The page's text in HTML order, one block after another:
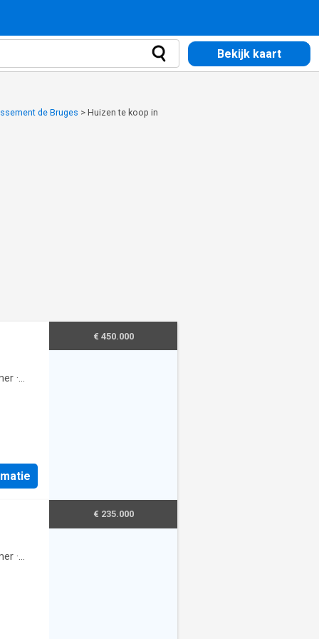
Bekijk kaart
de Bruges > Huizen te koop in
·
€ 450.000
·
€ 235.000